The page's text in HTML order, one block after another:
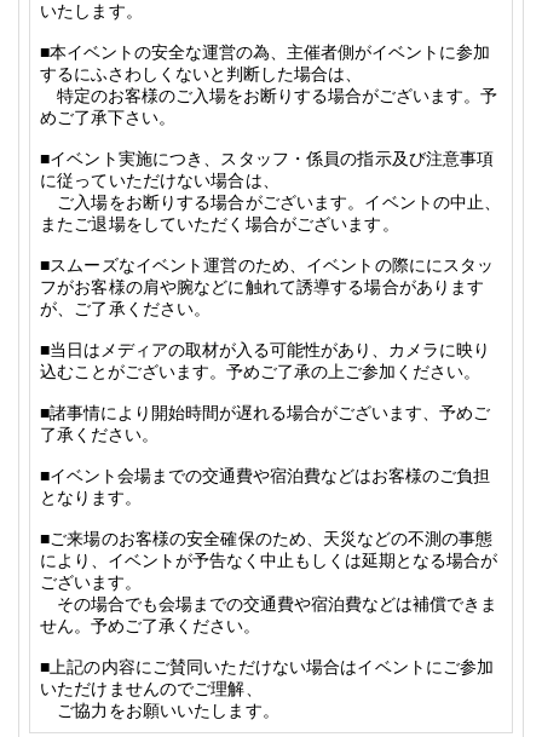
いたします。
■本イベントの安全な運営の為、主催者側がイベントに参加
するにふさわしくないと判断した場合は、
特定のお客様のご入場をお断りする場合がございます。予
めご了承下さい。
■イベント実施につき、スタッフ・係員の指示及び注意事項
に従っていただけない場合は、
ご入場をお断りする場合がございます。イベントの中止、
またご退場をしていただく場合がございます。
■スムーズなイベント運営のため、イベントの際ににスタッ
フがお客様の肩や腕などに触れて誘導する場合があります
が、ご了承ください。
■当日はメディアの取材が入る可能性があり、カメラに映り
込むことがございます。予めご了承の上ご参加ください。
■諸事情により開始時間が遅れる場合がございます、予めご
了承ください。
■イベント会場までの交通費や宿泊費などはお客様のご負担
となります。
■ご来場のお客様の安全確保のため、 天災などの不測の事態
により、イベントが予告なく中止もしくは延期となる場合が
ございます。
その場合でも会場までの交通費や宿泊費などは補償できま
せん。予めご了承ください。
■上記の内容にご賛同いただけない場合はイベントにご参加
いただけませんのでご理解、
ご協力をお願いいたします。